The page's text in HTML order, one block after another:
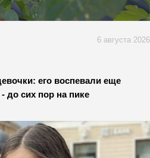
6 августа 2026
его воспевали еще
до сих пор на пике